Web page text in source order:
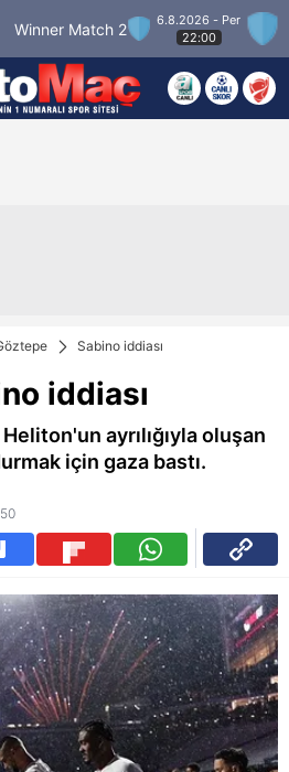
Match 2
6.8.2026 - Per
22:00
Sabino iddiası
iddiası
ayrılığıyla oluşan
için gaza bastı.